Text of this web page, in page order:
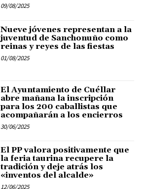
09/08/2025
Nueve jóvenes representan a la
juventud de Sanchonuño como
reinas y reyes de las fiestas
01/08/2025
El Ayuntamiento de Cuéllar
abre mañana la inscripción
para los 200 caballistas que
acompañarán a los encierros
30/06/2025
El PP valora positivamente que
la feria taurina recupere la
tradición y deje atrás los
«inventos del alcalde»
12/06/2025